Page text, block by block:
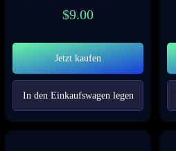
$9.00
Jetzt kaufen
In den Einkaufswagen legen